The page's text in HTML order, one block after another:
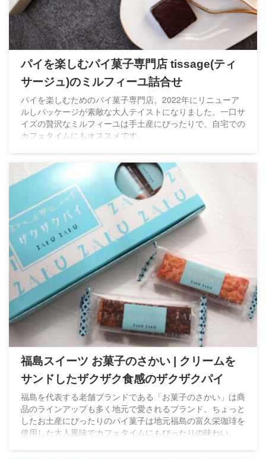
パイを楽しむパイ菓子専門店 tissage(ティ
サージュ)のミルフィーユ詰合せ
パイを楽しむためのパイ菓子専門店。2022年にリニューア
ルしパッケージが素敵な大人テイストになりました。一口サ
イズの贅沢なミルフィーユは手土産にぴったりで、自宅での
カフェタイムにもオススメです。
福島スイーツ お菓子のさかい | クリームを
サンドしたザクザク食感のザクザクパイ
福島を代表する老舗ブランドである「お菓子のさかい」は商
品のラインアップも多く地元で愛されるブランド。ちょっと
したお土産にぴったりのパイ菓子は地元福島の富久栄珈琲を
使用した大人風味でカフェタイムにもぴったりの味わい。